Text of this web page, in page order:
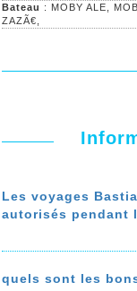
Bateau : MOBY ALE,
ZAZÃ€,
Les voyages
autorisés pendant
Durant la troisième
En savoir plus sur
quels sont les